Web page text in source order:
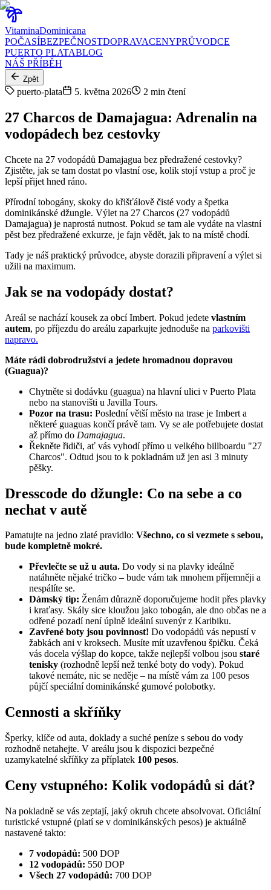
VitaminaDominicana
POČASÍBEZPEČNOSTDOPRAVACENYPRŮVODCE
PUERTO PLATABLOG
NÁŠ PŘÍBĚH
Zpět
puerto-plata 5. května 2026 2 min čtení
27 Charcos de Damajagua: Adrenalin na
vodopádech bez cestovky
Chcete na 27 vodopádů Damajagua bez předražené cestovky?
Zjistěte, jak se tam dostat po vlastní ose, kolik stojí vstup a proč je
lepší přijet hned ráno.
Přírodní tobogány, skoky do křišťálově čisté vody a špetka
dominikánské džungle. Výlet na 27 Charcos (27 vodopádů
Damajagua) je naprostá nutnost. Pokud se tam ale vydáte na vlastní
pěst bez předražené exkurze, je fajn vědět, jak to na místě chodí.
Tady je náš praktický průvodce, abyste dorazili připravení a výlet si
užili na maximum.
Jak se na vodopády dostat?
Areál se nachází kousek za obcí Imbert. Pokud jedete vlastním
autem, po příjezdu do areálu zaparkujte jednoduše na parkovišti
napravo.
Máte rádi dobrodružství a jedete hromadnou dopravou
(Guagua)?
Chytněte si dodávku (guagua) na hlavní ulici v Puerto Plata
nebo na stanovišti u Javilla Tours.
Pozor na trasu: Poslední větší město na trase je Imbert a
některé guaguas končí právě tam. Vy se ale potřebujete dostat
až přímo do Damajagua.
Řekněte řidiči, ať vás vyhodí přímo u velkého billboardu "27
Charcos". Odtud jsou to k pokladnám už jen asi 3 minuty
pěšky.
Dresscode do džungle: Co na sebe a co
nechat v autě
Pamatujte na jedno zlaté pravidlo: Všechno, co si vezmete s sebou,
bude kompletně mokré.
Převlečte se už u auta. Do vody si na plavky ideálně
natáhněte nějaké tričko – bude vám tak mnohem příjemněji a
nespálíte se.
Dámský tip: Ženám důrazně doporučujeme hodit přes plavky
i kraťasy. Skály sice kloužou jako tobogán, ale dno občas ne a
odřené pozadí není úplně ideální suvenýr z Karibiku.
Zavřené boty jsou povinnost! Do vodopádů vás nepustí v
žabkách ani v kroksech. Musíte mít uzavřenou špičku. Čeká
vás docela výšlap do kopce, takže nejlepší volbou jsou staré
tenisky (rozhodně lepší než tenké boty do vody). Pokud
takové nemáte, nic se neděje – na místě vám za 100 pesos
půjčí speciální dominikánské gumové polobotky.
Cennosti a skříňky
Šperky, klíče od auta, doklady a suché peníze s sebou do vody
rozhodně netahejte. V areálu jsou k dispozici bezpečné
uzamykatelné skříňky za příplatek 100 pesos.
Ceny vstupného: Kolik vodopádů si dát?
Na pokladně se vás zeptají, jaký okruh chcete absolvovat. Oficiální
turistické vstupné (platí se v dominikánských pesos) je aktuálně
nastavené takto:
7 vodopádů: 500 DOP
12 vodopádů: 550 DOP
Všech 27 vodopádů: 700 DOP